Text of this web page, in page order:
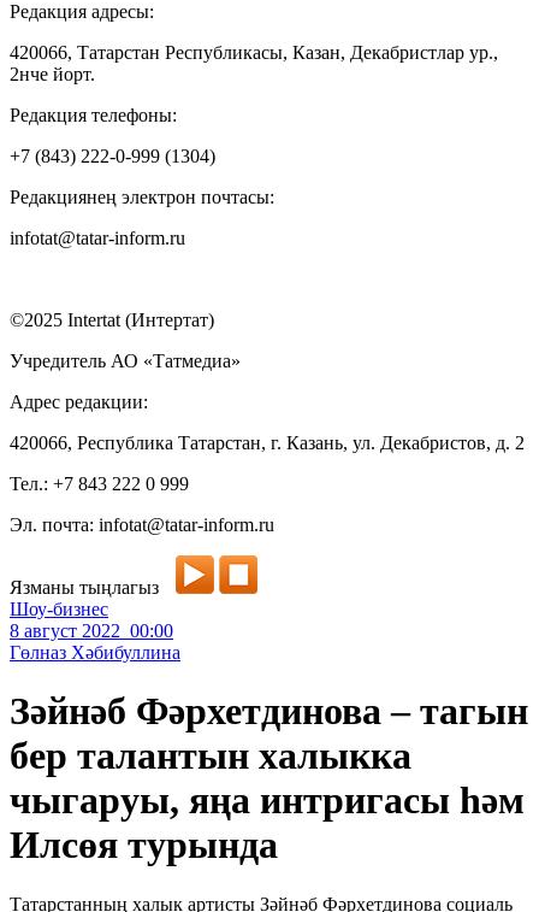
Редакция адресы:
420066, Татарстан Республикасы, Казан, Декабристлар ур.,
2нче йорт.
Редакция телефоны:
+7 (843) 222-0-999 (1304)
Редакциянең электрон почтасы:
infotat@tatar-inform.ru
©2025 Intertat (Интертат)
Учредитель АО «Татмедиа»
Адрес редакции:
420066, Республика Татарстан, г. Казань, ул. Декабристов, д. 2
Тел.: +7 843 222 0 999
Эл. почта: infotat@tatar-inform.ru
Язманы тыңлагыз
Шоу-бизнес
8 август 2022 00:00
Гөлназ Хәбибуллина
Зәйнәб Фәрхетдинова – тагын
бер талантын халыкка
чыгаруы, яңа интригасы һәм
Илсөя турында
Татарстанның халык артисты Зәйнәб Фәрхетдинова социаль